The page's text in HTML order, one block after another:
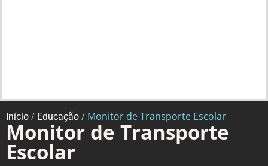
Início / Educação / Monitor de Transporte Escolar
Monitor de Transporte
Escolar